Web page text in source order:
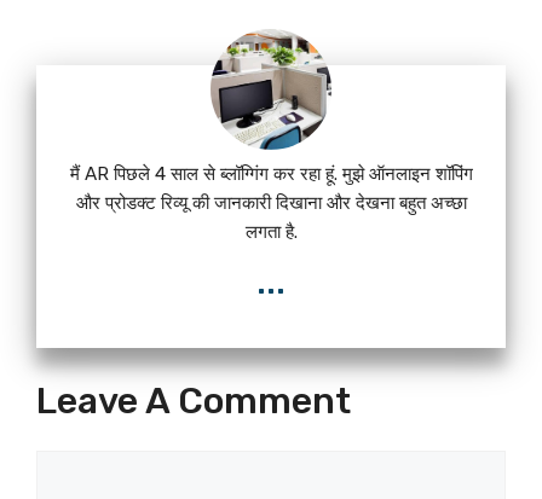
मैं AR पिछले 4 साल से ब्लॉग्गिंग कर रहा हूं. मुझे ऑनलाइन शॉपिंग
और प्रोडक्ट रिव्यू की जानकारी दिखाना और देखना बहुत अच्छा
लगता है.
...
Leave A Comment